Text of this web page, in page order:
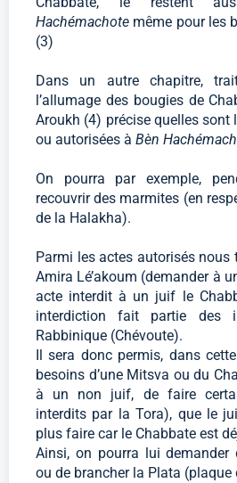
Hachémachote même pour les
(3)
Dans un autre chapitre,
l’allumage des bougies de
Aroukh (4) précise quelles sont
ou autorisées à Bèn
On pourra par exemple,
recouvrir des marmites (en
de la Halakha).
Parmi les actes autorisés nous
Amira Lé’akoum (demander à
acte interdit à un juif le
interdiction fait partie des
Rabbinique (Chévoute).
Il sera donc permis, dans
besoins d’une Mitsva ou du
à un non juif, de faire
interdits par la Tora), que le
plus faire car le Chabbate est
Ainsi, on pourra lui demander
ou de brancher la Plata